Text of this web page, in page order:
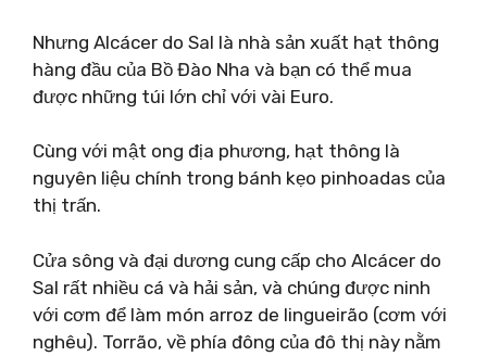
Nhưng Alcácer do Sal là nhà sản xuất hạt thông
hàng đầu của Bồ Đào Nha và bạn có thể mua
được những túi lớn chỉ với vài Euro.
Cùng với mật ong địa phương, hạt thông là
nguyên liệu chính trong bánh kẹo pinhoadas của
thị trấn.
Cửa sông và đại dương cung cấp cho Alcácer do
Sal rất nhiều cá và hải sản, và chúng được ninh
với cơm để làm món arroz de lingueirão (cơm với
nghêu). Torrão, về phía đông của đô thị này nằm